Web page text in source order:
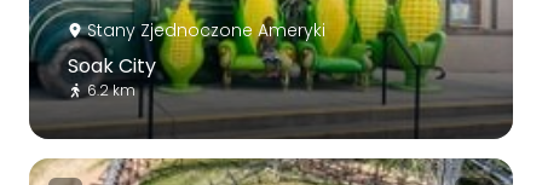
Stany Zjednoczone Ameryki
Soak City
6.2 km